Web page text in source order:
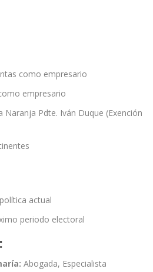
como empresario
empresario
Pdte. Iván Duque (Exención
actual
periodo electoral
:
Abogada, Especialista